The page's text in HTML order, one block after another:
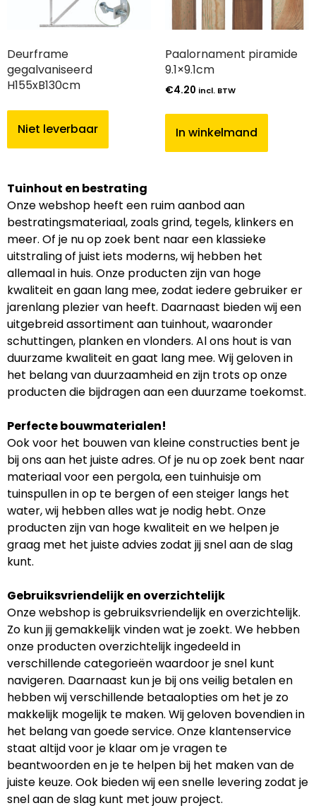
Deurframe
gegalvaniseerd
H155xB130cm
Niet leverbaar
Paalornament piramide
9.1×9.1cm
€4.20 incl. BTW
In winkelmand
Tuinhout en bestrating
Onze webshop heeft een ruim aanbod aan
bestratingsmateriaal, zoals grind, tegels, klinkers en
meer. Of je nu op zoek bent naar een klassieke
uitstraling of juist iets moderns, wij hebben het
allemaal in huis. Onze producten zijn van hoge
kwaliteit en gaan lang mee, zodat iedere gebruiker er
jarenlang plezier van heeft. Daarnaast bieden wij een
uitgebreid assortiment aan tuinhout, waaronder
schuttingen, planken en vlonders. Al ons hout is van
duurzame kwaliteit en gaat lang mee. Wij geloven in
het belang van duurzaamheid en zijn trots op onze
producten die bijdragen aan een duurzame toekomst.
Perfecte bouwmaterialen!
Ook voor het bouwen van kleine constructies bent je
bij ons aan het juiste adres. Of je nu op zoek bent naar
materiaal voor een pergola, een tuinhuisje om
tuinspullen in op te bergen of een steiger langs het
water, wij hebben alles wat je nodig hebt. Onze
producten zijn van hoge kwaliteit en we helpen je
graag met het juiste advies zodat jij snel aan de slag
kunt.
Gebruiksvriendelijk en overzichtelijk
Onze webshop is gebruiksvriendelijk en overzichtelijk.
Zo kun jij gemakkelijk vinden wat je zoekt. We hebben
onze producten overzichtelijk ingedeeld in
verschillende categorieën waardoor je snel kunt
navigeren. Daarnaast kun je bij ons veilig betalen en
hebben wij verschillende betaalopties om het je zo
makkelijk mogelijk te maken. Wij geloven bovendien in
het belang van goede service. Onze klantenservice
staat altijd voor je klaar om je vragen te
beantwoorden en je te helpen bij het maken van de
juiste keuze. Ook bieden wij een snelle levering zodat je
snel aan de slag kunt met jouw project.